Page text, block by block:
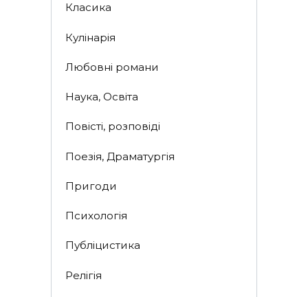
Класика
Кулінарія
Любовні романи
Наука, Освіта
Повісті, розповіді
Поезія, Драматургія
Пригоди
Психологія
Публіцистика
Релігія